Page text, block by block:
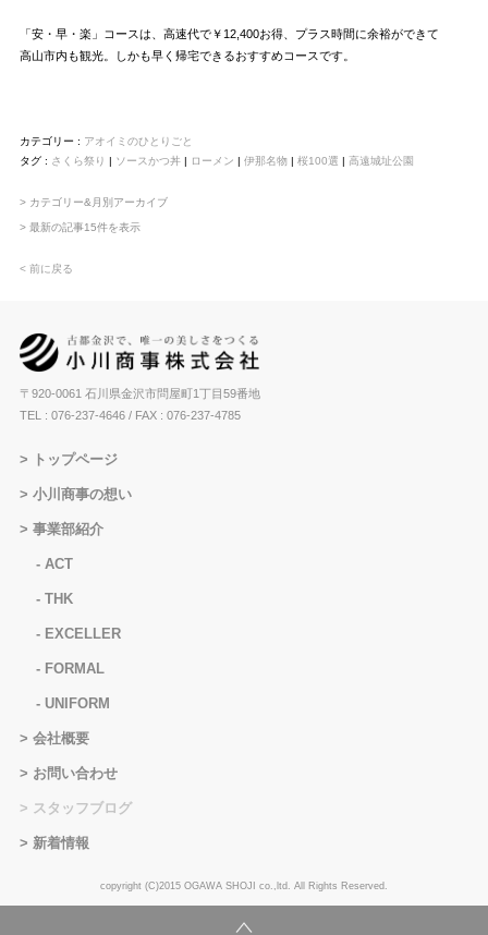
「安・早・楽」コースは、高速代で￥12,400お得、プラス時間に余裕ができて
高山市内も観光。しかも早く帰宅できるおすすめコースです。
カテゴリー : アオイミのひとりごと
タグ : さくら祭り | ソースかつ丼| ローメン | 伊那名物| 桜100選 | 高遠城址公園
> カテゴリー&月別アーカイブ
> 最新の記事15件を表示
< 前に戻る
〒920-0061 石川県金沢市問屋町1丁目59番地
TEL : 076-237-4646/ FAX : 076-237-4785
トップページ
小川商事の想い
事業部紹介
ACT
THK
EXCELLER
FORMAL
UNIFORM
会社概要
お問い合わせ
スタッフブログ
新着情報
copyright (C)2015 OGAWA SHOJI co.,ltd. All Rights Reserved.